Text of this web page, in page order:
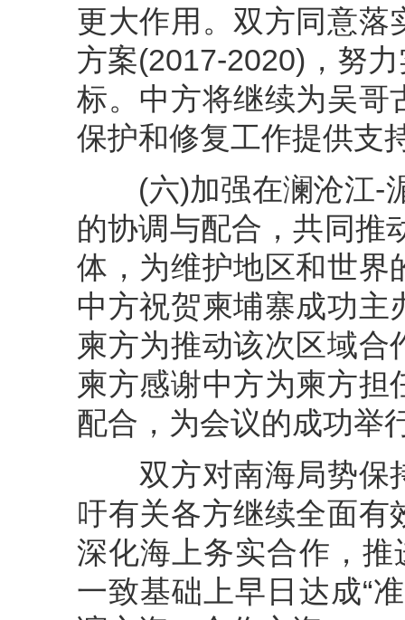
更大作用。双方同意落
方案(2017-2020)，努
标。中方将继续为吴哥
保护和修复工作提供支
(六)加强在澜沧江-湄
的协调与配合，共同推
体，为维护地区和世界
中方祝贺柬埔寨成功主
柬方为推动该次区域合
柬方感谢中方为柬方担
配合，为会议的成功举
双方对南海局势保
吁有关各方继续全面有
深化海上务实合作，推
一致基础上早日达成“